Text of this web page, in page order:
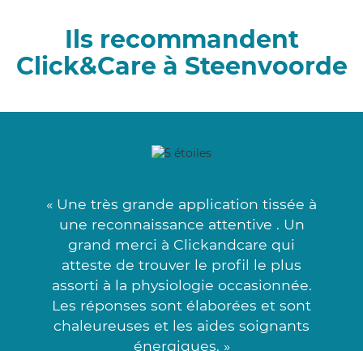
Ils recommandent
Click&Care à Steenvoorde
« Une très grande application tissée à
une reconnaissance attentive . Un
grand merci à Clickandcare qui
atteste de trouver le profil le plus
assorti à la physiologie occasionnée.
Les réponses sont élaborées et sont
chaleureuses et les aides soignants
énergiques. »